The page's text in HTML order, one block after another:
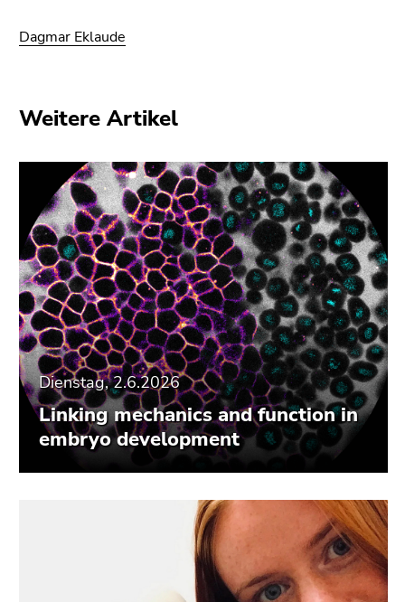
Dagmar Eklaude
Weitere Artikel
Dienstag, 2.6.2026
Linking mechanics and function in
embryo development